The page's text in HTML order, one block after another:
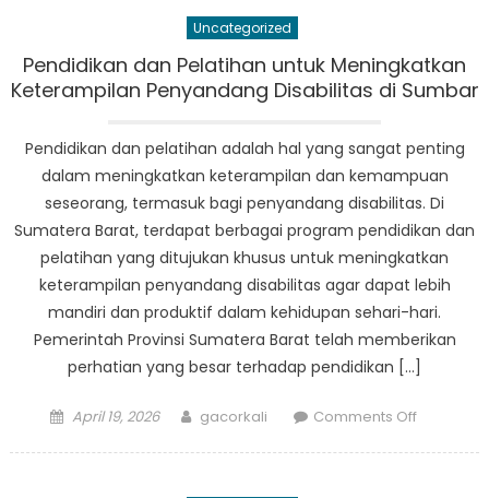
Warga
Lanjut
Sumatera
Barat
Uncategorized
Pendidikan dan Pelatihan untuk Meningkatkan
Keterampilan Penyandang Disabilitas di Sumbar
Pendidikan dan pelatihan adalah hal yang sangat penting
dalam meningkatkan keterampilan dan kemampuan
seseorang, termasuk bagi penyandang disabilitas. Di
Sumatera Barat, terdapat berbagai program pendidikan dan
pelatihan yang ditujukan khusus untuk meningkatkan
keterampilan penyandang disabilitas agar dapat lebih
mandiri dan produktif dalam kehidupan sehari-hari.
Pemerintah Provinsi Sumatera Barat telah memberikan
perhatian yang besar terhadap pendidikan […]
Posted
April 19, 2026 Author
gacorkali Comments Offon